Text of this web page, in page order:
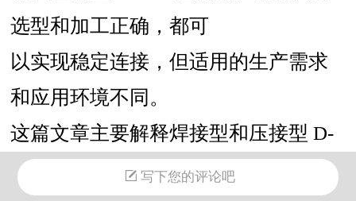
选型和加工正确，都可
以实现稳定连接， 但适用的生产需求
和应用环境不同。
这篇文章主要解释焊接型和压接型 D-
Sub 连接器的区别，帮助工程师、采购
写下您的评论吧